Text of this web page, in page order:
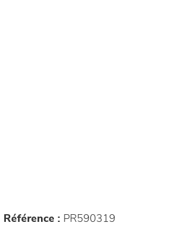
Référence : PR590319